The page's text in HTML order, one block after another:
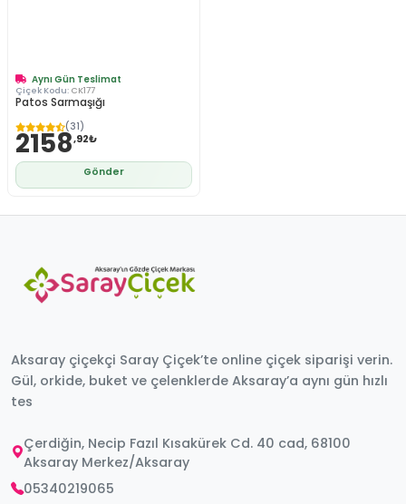
Aynı Gün Teslimat
Çiçek Kodu: CK177
Patos Sarmaşığı
(31)
2158,92₺
Gönder
Aksaray çiçekçi Saray Çiçek’te online çiçek siparişi verin.
Gül, orkide, buket ve çelenklerde Aksaray’a aynı gün hızlı
tes
Çerdiğin, Necip Fazıl Kısakürek Cd. 40 cad, 68100
Aksaray Merkez/Aksaray
05340219065